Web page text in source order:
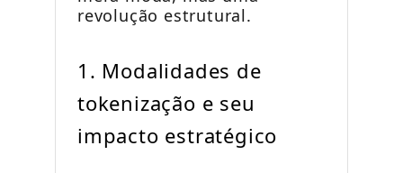
revolução estrutural.
1. Modalidades de
tokenização e seu
impacto estratégico